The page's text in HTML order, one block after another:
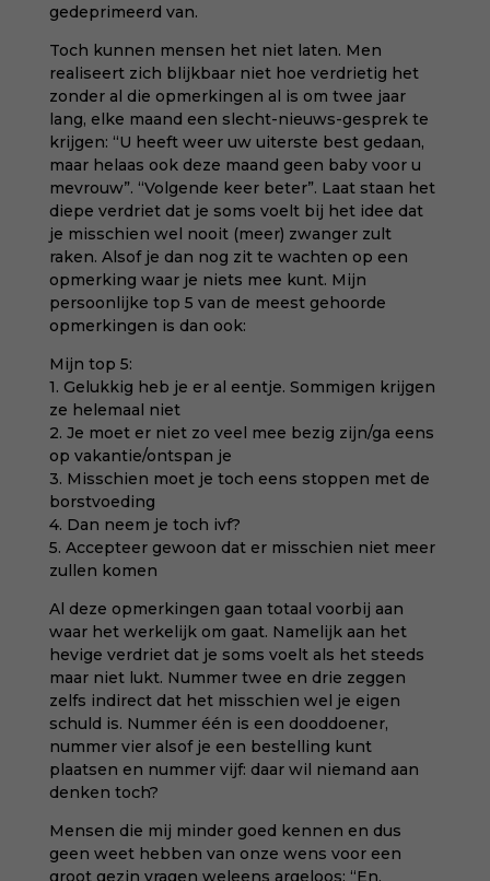
gedeprimeerd van.
Toch kunnen mensen het niet laten. Men
realiseert zich blijkbaar niet hoe verdrietig het
zonder al die opmerkingen al is om twee jaar
lang, elke maand een slecht-nieuws-gesprek te
krijgen: “U heeft weer uw uiterste best gedaan,
maar helaas ook deze maand geen baby voor u
mevrouw”. “Volgende keer beter”. Laat staan het
diepe verdriet dat je soms voelt bij het idee dat
je misschien wel nooit (meer) zwanger zult
raken. Alsof je dan nog zit te wachten op een
opmerking waar je niets mee kunt. Mijn
persoonlijke top 5 van de meest gehoorde
opmerkingen is dan ook:
Mijn top 5:
1. Gelukkig heb je er al eentje. Sommigen krijgen
ze helemaal niet
2. Je moet er niet zo veel mee bezig zijn/ga eens
op vakantie/ontspan je
3. Misschien moet je toch eens stoppen met de
borstvoeding
4. Dan neem je toch ivf?
5. Accepteer gewoon dat er misschien niet meer
zullen komen
Al deze opmerkingen gaan totaal voorbij aan
waar het werkelijk om gaat. Namelijk aan het
hevige verdriet dat je soms voelt als het steeds
maar niet lukt. Nummer twee en drie zeggen
zelfs indirect dat het misschien wel je eigen
schuld is. Nummer één is een dooddoener,
nummer vier alsof je een bestelling kunt
plaatsen en nummer vijf: daar wil niemand aan
denken toch?
Mensen die mij minder goed kennen en dus
geen weet hebben van onze wens voor een
groot gezin vragen weleens argeloos: “En,